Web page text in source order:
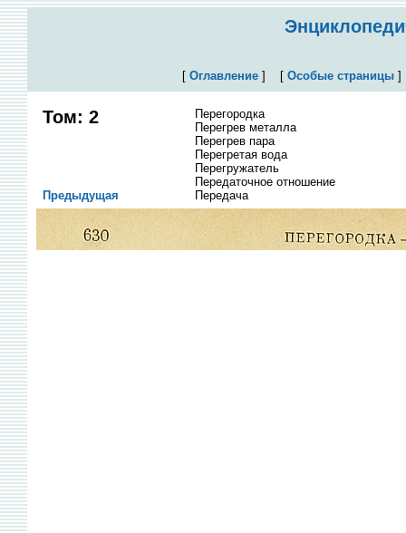
[ Оглавление] [ Особые страницы
Том: 2
Перегородка
Перегрев металла
Перегрев пара
Перегретая вода
Перегружатель
Передаточное отношение
Передача
Предыдущая